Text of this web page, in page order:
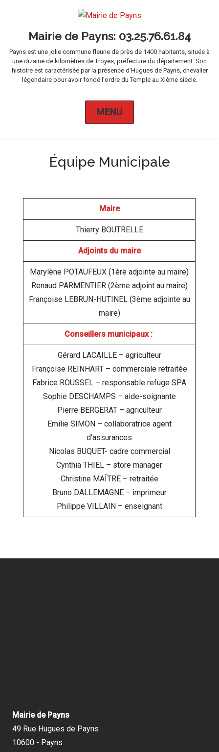
Mairie de Payns
Payns est une jolie commune fleurie de près de 1400 habitants, située à
une dizaine de kilomètres de Troyes, préfecture du département. Son
histoire est caractérisée par la présence d'Hugues de Payns, chevalier
légendaire pour avoir fondé l'ordre du Temple au XIème siècle.
MENU
Équipe Municipale
Maire
Thierry BOUTRELLE
Adjoints du maire
Marylène POTAUFEUX (1ère adjointe au maire)
Renaud PARMENTIER (2ème adjoint au maire)
Françoise LEBRUN-HUTINEL (3ème adjointe au
maire)
Conseillers municipaux :
Gérard LACAILLE – agriculteur
Françoise REINHART – commerciale retraitée
Fabrice ROUSSEL – responsable refuge SPA
Sophie DESCHAMPS – aide-soignante
Pierre BERGERAT – agriculteur
Emilie SIMON – collaboratrice agent
d’assurances
Nicolas BUQUET- cadre commercial
Cynthia THIEL – store manager
Christine MAÎTRE – retraitée
Bruno DALLEMAGNE – imprimeur
Philippe VILLAIN – enseignant
Mairie de Payns
49 Rue Hugues de Payns
10600 - Payns